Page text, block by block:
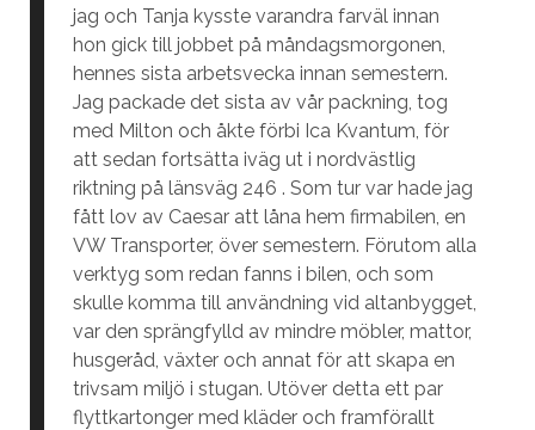
jag och Tanja kysste varandra farväl innan
hon gick till jobbet på måndagsmorgonen,
hennes sista arbetsvecka innan semestern.
Jag packade det sista av vår packning, tog
med Milton och åkte förbi Ica Kvantum, för
att sedan fortsätta iväg ut i nordvästlig
riktning på länsväg 246 . Som tur var hade jag
fått lov av Caesar att låna hem firmabilen, en
VW Transporter, över semestern. Förutom alla
verktyg som redan fanns i bilen, och som
skulle komma till användning vid altanbygget,
var den sprängfylld av mindre möbler, mattor,
husgeråd, växter och annat för att skapa en
trivsam miljö i stugan. Utöver detta ett par
flyttkartonger med kläder och framförallt